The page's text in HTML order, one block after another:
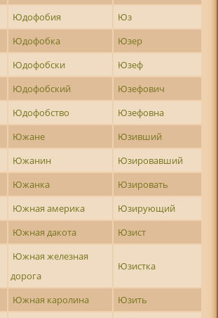
Юдофобия
Юз
Юдофобка
Юзер
Юдофобски
Юзеф
Юдофобский
Юзефович
Юдофобство
Юзефовна
Южане
Юзивший
Южанин
Юзировавший
Южанка
Юзировать
Южная америка
Юзирующий
Южная дакота Юзист
Южная железная
дорога
Юзистка
Южная каролина
Юзить